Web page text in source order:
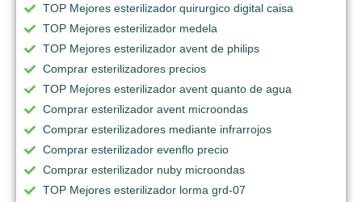
TOP Mejores esterilizador quirurgico digital caisa
TOP Mejores esterilizador medela
TOP Mejores esterilizador avent de philips
Comprar esterilizadores precios
TOP Mejores esterilizador avent quanto de agua
Comprar esterilizador avent microondas
Comprar esterilizadores mediante infrarrojos
Comprar esterilizador evenflo precio
Comprar esterilizador nuby microondas
TOP Mejores esterilizador lorma grd-07